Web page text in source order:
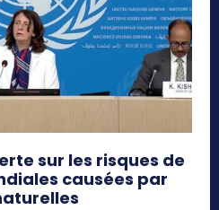
sur les risques de
causées par